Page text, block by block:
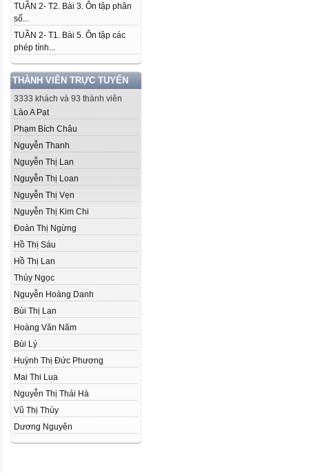
TUẦN 2- T2. Bài 3. Ôn tập phân
số...
TUẦN 2- T1. Bài 5. Ôn tập các
phép tính...
THÀNH VIÊN TRỰC TUYẾN
3333 khách và 93 thành viên
Lào A Pạt
Phạm Bích Châu
Nguyễn Thanh
Nguyễn Thị Lan
Nguyễn Thị Loan
Nguyễn Thị Vẹn
Nguyễn Thị Kim Chi
Đoàn Thị Ngừng
Hồ Thị Sáu
Hồ Thị Lan
Thúy Ngọc
Nguyễn Hoàng Danh
Bùi Thị Lan
Hoàng Văn Năm
Bùi Lý
Huỳnh Thị Đức Phương
Mai Thi Lua
Nguyễn Thị Thái Hà
Vũ Thị Thúy
Dương Nguyên